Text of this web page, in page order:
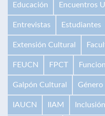
Educación Encuentros
Entrevistas Estudiantes
Extensión Cultural
FEUCN FPCT
Galpón Cultural Género
IAUCN IIAM Inclusión